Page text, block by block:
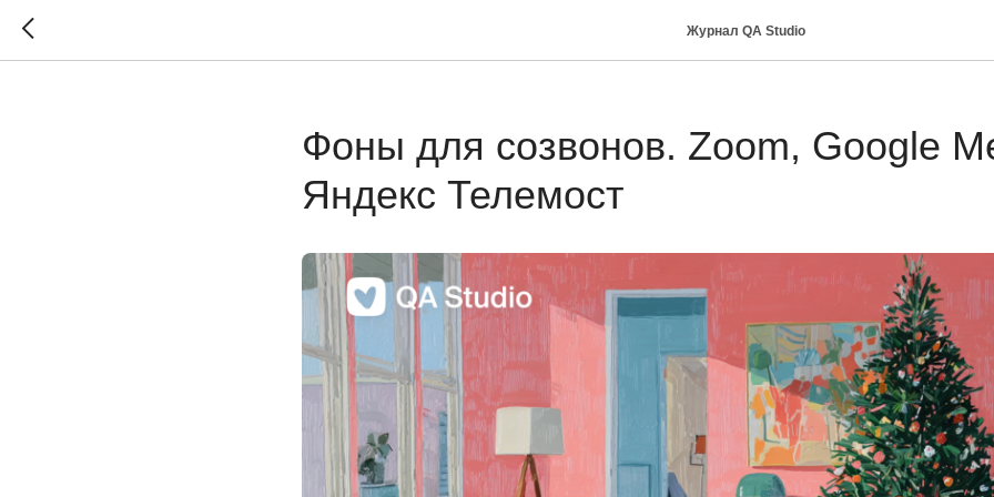
Журнал QA Studio
Фоны для созвонов. Zoom, Google
Яндекс Телемост